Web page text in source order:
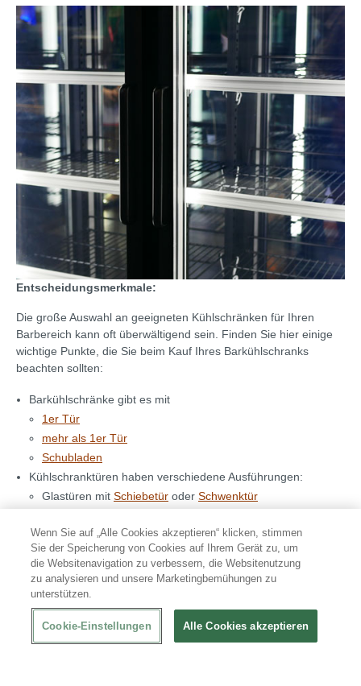
Entscheidungsmerkmale:
Die große Auswahl an geeigneten Kühlschränken für Ihren
Barbereich kann oft überwältigend sein. Finden Sie hier einige
wichtige Punkte, die Sie beim Kauf Ihres Barkühlschranks
beachten sollten:
Barkühlschränke gibt es mit
1er Tür
mehr als 1er Tür
Schubladen
Kühlschranktüren haben verschiedene Ausführungen:
Glastüren mit Schiebetür oder Schwenktür
Schubladen
Unterschiedliche Volumen
Effizienzklassen: A,B,C,D,E,F, G.
90% zufriedene Kunden
Wenn Sie auf „Alle Cookies akzeptieren“ klicken, stimmen
Sie der Speicherung von Cookies auf Ihrem Gerät zu, um
die Websitenavigation zu verbessern, die Websitenutzung
zu analysieren und unsere Marketingbemühungen zu
unterstützen.
Cookie-Einstellungen Alle Cookies akzeptieren